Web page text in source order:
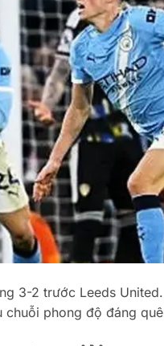
3-2 trước Leeds
phong độ đáng